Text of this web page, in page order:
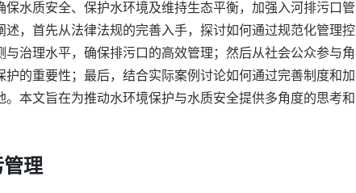
水质安全、保护水环境及维持生态平衡，加强入河排污口管
，首先从法律法规的完善入手，探讨如何通过规范化管理控
治理水平，确保排污口的高效管理；然后从社会公众参与角
的重要性；最后，结合实际案例讨论如何通过完善制度和加
本文旨在为推动水环境保护与水质安全提供多角度的思考和
理